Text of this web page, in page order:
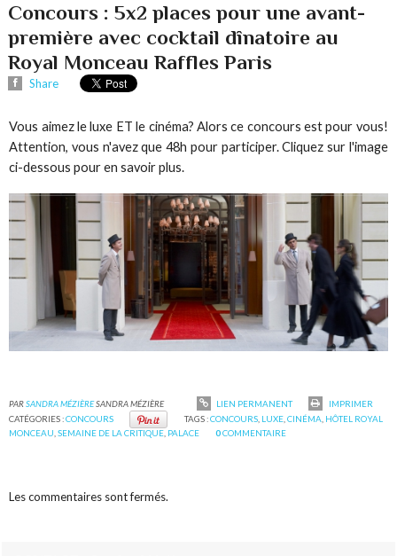
Concours : 5x2 places pour une avant-
première avec cocktail dînatoire au
Royal Monceau Raffles Paris
Share
Vous aimez le luxe ET le cinéma? Alors ce concours est pour vous!
Attention, vous n'avez que 48h pour participer. Cliquez sur l'image
ci-dessous pour en savoir plus.
PARSANDRA MÉZIÈRESANDRA MÉZIÈRE LIEN PERMANENT
IMPRIMER
CATÉGORIES :CONCOURS TAGS :CONCOURS, LUXE, CINÉMA HÔTEL ROYAL
MONCEAU ,SEMAINE DE LA CRITIQUE PALACE 0COMMENTAIRE
Les commentaires sont fermés.